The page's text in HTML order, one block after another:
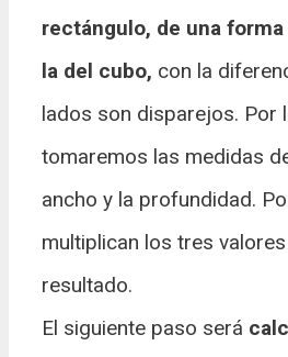
rectángulo, de una
la del cubo, con la
lados son disparejos. Por
tomaremos las medidas
ancho y la profundidad.
multiplican los tres
resultado.
El siguiente paso será